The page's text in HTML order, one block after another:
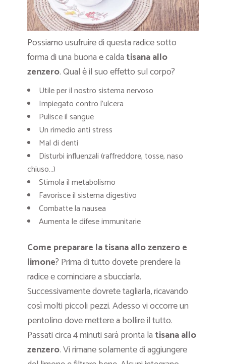
Possiamo usufruire di questa radice sotto
forma di una buona e calda tisana allo
zenzero. Qual è il suo effetto sul corpo?
Utile per il nostro sistema nervoso
Impiegato contro l’ulcera
Pulisce il sangue
Un rimedio anti stress
Mal di denti
Disturbi influenzali (raffreddore, tosse, naso
chiuso…)
Stimola il metabolismo
Favorisce il sistema digestivo
Combatte la nausea
Aumenta le difese immunitarie
Come preparare la tisana allo zenzero e
limone? Prima di tutto dovete prendere la
radice e cominciare a sbucciarla.
Successivamente dovrete tagliarla, ricavando
così molti piccoli pezzi. Adesso vi occorre un
pentolino dove mettere a bollire il tutto.
Passati circa 4 minuti sarà pronta la tisana allo
zenzero. Vi rimane solamente di aggiungere